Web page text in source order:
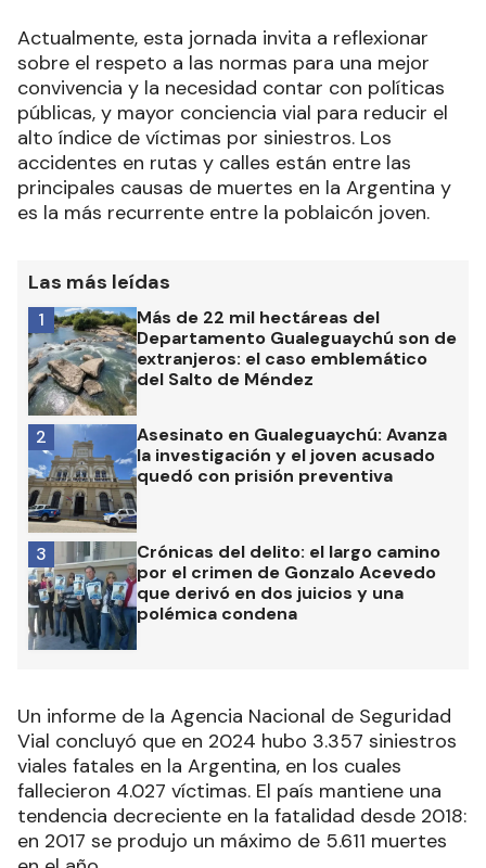
Actualmente, esta jornada invita a reflexionar
sobre el respeto a las normas para una mejor
convivencia y la necesidad contar con políticas
públicas, y mayor conciencia vial para reducir el
alto índice de víctimas por siniestros. Los
accidentes en rutas y calles están entre las
principales causas de muertes en la Argentina y
es la más recurrente entre la poblaicón joven.
Las más leídas
Más de 22 mil hectáreas del
Departamento Gualeguaychú son de
extranjeros: el caso emblemático
del Salto de Méndez
1
Asesinato en Gualeguaychú: Avanza
la investigación y el joven acusado
quedó con prisión preventiva
2
Crónicas del delito: el largo camino
por el crimen de Gonzalo Acevedo
que derivó en dos juicios y una
polémica condena
3
Un informe de la Agencia Nacional de Seguridad
Vial concluyó que en 2024 hubo 3.357 siniestros
viales fatales en la Argentina, en los cuales
fallecieron 4.027 víctimas. El país mantiene una
tendencia decreciente en la fatalidad desde 2018:
en 2017 se produjo un máximo de 5.611 muertes